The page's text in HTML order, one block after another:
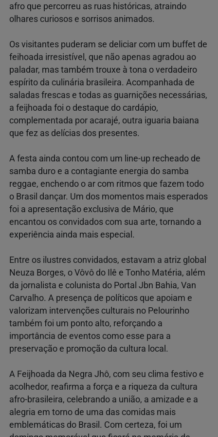
afro que percorreu as ruas históricas, atraindo
olhares curiosos e sorrisos animados.
Os visitantes puderam se deliciar com um buffet de
feihoada irresistível, que não apenas agradou ao
paladar, mas também trouxe à tona o verdadeiro
espírito da culinária brasileira. Acompanhada de
saladas frescas e todas as guarnições necessárias,
a feijhoada foi o destaque do cardápio,
complementada por acarajé, outra iguaria baiana
que fez as delícias dos presentes.
A festa ainda contou com um line-up recheado de
samba duro e a contagiante energia do samba
reggae, enchendo o ar com ritmos que fazem todo
o Brasil dançar. Um dos momentos mais esperados
foi a apresentação exclusiva de Mário, que
encantou os convidados com sua arte, tornando a
experiência ainda mais especial.
Entre os ilustres convidados, estavam a atriz global
Neuza Borges, o Vôvô do Ilê e Tonho Matéria, além
da jornalista e colunista do Portal Jbn Bahia, Van
Carvalho. A presença de políticos que apoiam e
valorizam intervenções culturais no Pelourinho
também foi um ponto alto, reforçando a
importância de eventos como esse para a
preservação e promoção da cultura local.
A Feijhoada da Negra Jhô, com seu clima festivo e
acolhedor, reafirma a força e a riqueza da cultura
afro-brasileira, celebrando a união, a amizade e a
alegria em torno de uma das comidas mais
emblemáticas do Brasil. Com certeza, foi um